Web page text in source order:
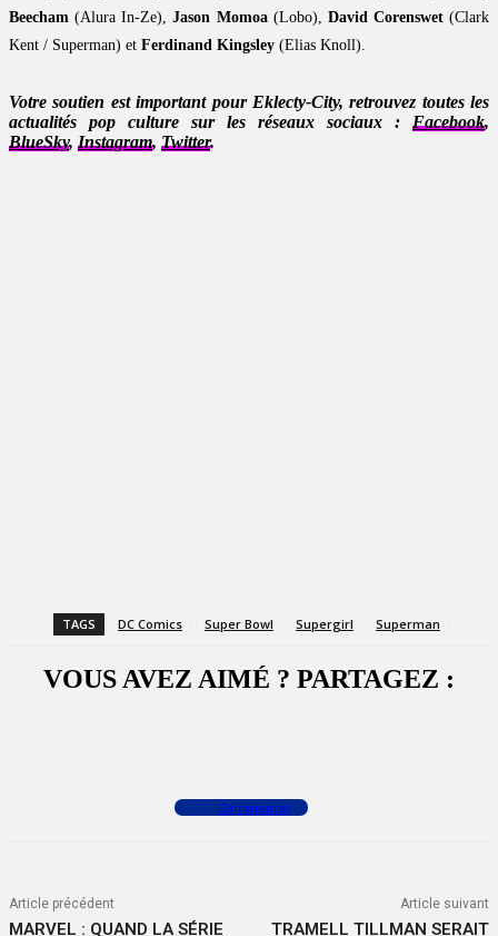
Beecham (Alura In-Ze),Jason Momoa(Lobo), David Corenswet(Clark
Kent / Superman) et Ferdinand Kingsley (Elias Knoll).
Votre soutien est important pour Eklecty-City, retrouvez toutes les
actualités pop culture sur les réseaux sociaux : Facebook,
BlueSky, Instagram, Twitter.
TAGS DC Comics Super Bowl Supergirl Superman
VOUS AVEZ AIMÉ ? PARTAGEZ :
Commenter
Article précédent
MARVEL : QUAND LA SÉRIE
Article suivant
TRAMELL TILLMAN SERAIT